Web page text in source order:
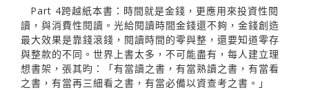
Part 4跨越紙本書：時間就是金錢，更應用來投資性閱
讀，與消費性閱讀。光給閱讀時間金錢還不夠，金錢創造
最大效果是靠錢滾錢，閱讀時間的零與整，還要知道零存
與整款的不同。世界上書太多，不可能盡有，每人建立理
想書架，張其昀：「有當讀之書，有當熟讀之書，有當看
之書，有當再三細看之書，有當必備以資查考之書。」